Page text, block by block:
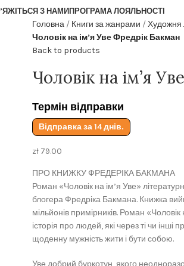
З НАМИ ПРОГРАМА ЛОЯЛЬНОСТІ
Головна Книги за жанрами Художня
Чоловік на ім’я Уве Фредрік Бакман
Back to products
Чоловік на ім’я
Термін відправки
Відправка за 14 днів.
zł79.00
ПРО КНИЖКУ ФРЕДЕРІКА БАКМАНА
Роман «Чоловік на ім’я Уве»
блогера Фредріка Бакмана. Книжка
мільйонів примірників. Роман
історія про людей, які через ті чи інші
щоденну мужність жити і бути собою.
Уве добрий буркотун, якого